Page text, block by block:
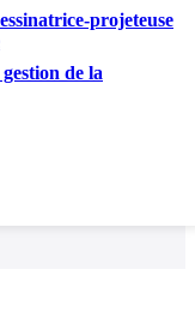
projeteuse
de la